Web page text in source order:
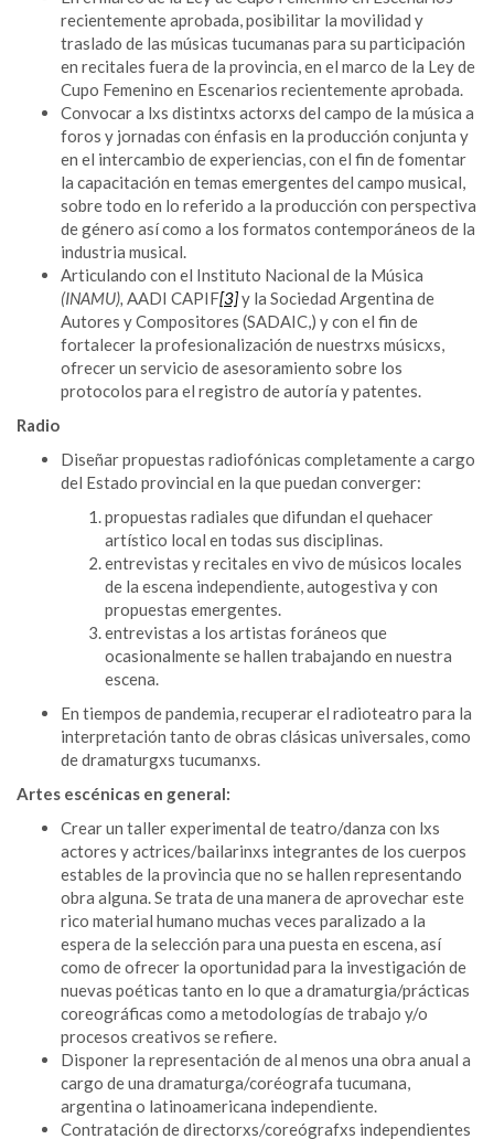
recientemente aprobada, posibilitar la movilidad y
traslado de las músicas tucumanas para su participación
en recitales fuera de la provincia, en el marco de la Ley de
Cupo Femenino en Escenarios recientemente aprobada.
Convocar a lxs distintxs actorxs del campo de la música a
foros y jornadas con énfasis en la producción conjunta y
en el intercambio de experiencias, con el fin de fomentar
la capacitación en temas emergentes del campo musical,
sobre todo en lo referido a la producción con perspectiva
de género así como a los formatos contemporáneos de la
industria musical.
Articulando con el Instituto Nacional de la Música
(INAMU), AADI CAPIF[3]y la Sociedad Argentina de
Autores y Compositores (SADAIC,) y con el fin de
fortalecer la profesionalización de nuestrxs músicxs,
ofrecer un servicio de asesoramiento sobre los
protocolos para el registro de autoría y patentes.
Radio
Diseñar propuestas radiofónicas completamente a cargo
del Estado provincial en la que puedan converger:
propuestas radiales que difundan el quehacer
artístico local en todas sus disciplinas.
entrevistas y recitales en vivo de músicos locales
de la escena independiente, autogestiva y con
propuestas emergentes.
entrevistas a los artistas foráneos que
ocasionalmente se hallen trabajando en nuestra
escena.
En tiempos de pandemia, recuperar el radioteatro para la
interpretación tanto de obras clásicas universales, como
de dramaturgxs tucumanxs.
Artes escénicas en general:
Crear un taller experimental de teatro/danza con lxs
actores y actrices/bailarinxs integrantes de los cuerpos
estables de la provincia que no se hallen representando
obra alguna. Se trata de una manera de aprovechar este
rico material humano muchas veces paralizado a la
espera de la selección para una puesta en escena, así
como de ofrecer la oportunidad para la investigación de
nuevas poéticas tanto en lo que a dramaturgia/prácticas
coreográficas como a metodologías de trabajo y/o
procesos creativos se refiere.
Disponer la representación de al menos una obra anual a
cargo de una dramaturga/coréografa tucumana,
argentina o latinoamericana independiente.
Contratación de directorxs/coreógrafxs independientes